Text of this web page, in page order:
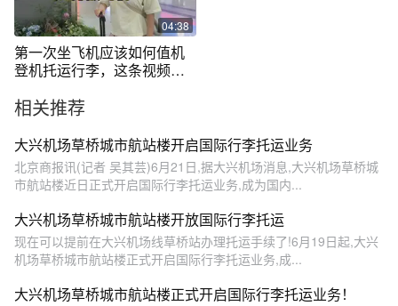
04:38
第一次坐飞机应该如何值机
登机托运行李，这条视频通
相关推荐
大兴机场草桥城市航站楼开启国际行李托运业务
北京商报讯(记者 吴其芸)6月21日,据大兴机场消息,大兴机场草桥城
市航站楼近日正式开启国际行李托运业务,成为国内...
大兴机场草桥城市航站楼开放国际行李托运
现在可以提前在大兴机场线草桥站办理托运手续了!6月19日起,大兴
机场草桥城市航站楼正式开启国际行李托运业务,成...
大兴机场草桥城市航站楼正式开启国际行李托运业务！